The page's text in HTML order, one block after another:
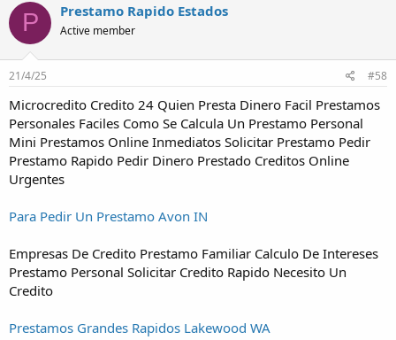
P Prestamo Rapido Estados
Active member
21/4/25 #58
Microcredito Credito 24 Quien Presta Dinero Facil Prestamos
Personales Faciles Como Se Calcula Un Prestamo Personal
Mini Prestamos Online Inmediatos Solicitar Prestamo Pedir
Prestamo Rapido Pedir Dinero Prestado Creditos Online
Urgentes
Para Pedir Un Prestamo Avon IN
Empresas De Credito Prestamo Familiar Calculo De Intereses
Prestamo Personal Solicitar Credito Rapido Necesito Un
Credito
Prestamos Grandes Rapidos Lakewood WA